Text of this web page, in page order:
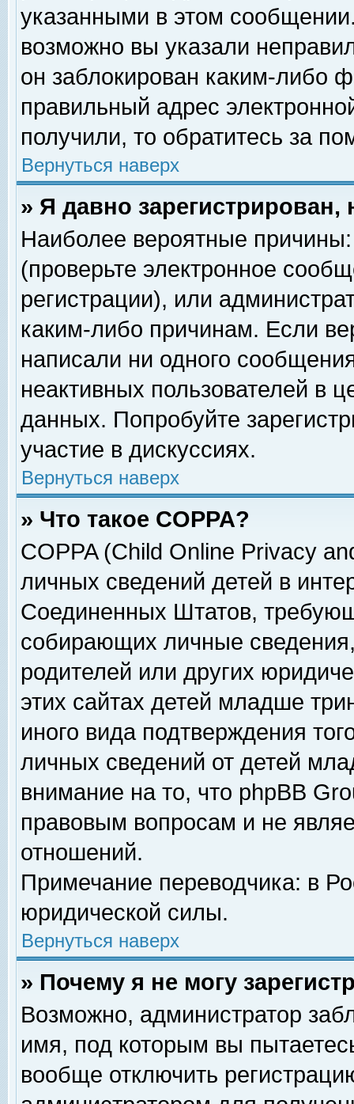
указанными в этом
возможно вы указали
он заблокирован каким-либо
правильный адрес
получили, то обратитесь за
Вернуться наверх
» Я давно
Наиболее вероятные
(проверьте электронное
регистрации), или
каким-либо причинам. Если
написали ни одного
неактивных пользователей в
данных. Попробуйте
участие в дискуссиях.
Вернуться наверх
» Что такое COPPA?
COPPA (Child Online Privacy
личных сведений детей в
Соединенных Штатов,
собирающих личные
родителей или других
этих сайтах детей младше
иного вида подтверждения
личных сведений от детей
внимание на то, что phpBB
правовым вопросам и не
отношений.
Примечание переводчика: в
юридической силы.
Вернуться наверх
» Почему я не могу
Возможно, администратор
имя, под которым вы
вообще отключить